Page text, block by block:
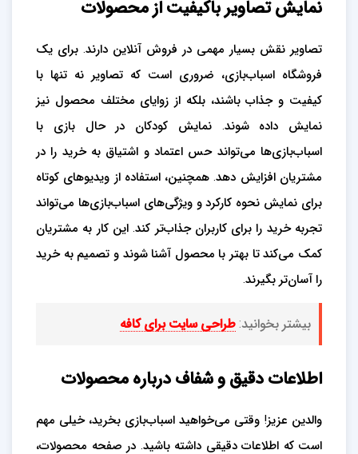
نمایش تصاویر باکیفیت از محصولات
تصاویر نقش بسیار مهمی در فروش آنلاین دارند. برای یک
فروشگاه اسباب‌بازی، ضروری است که تصاویر نه تنها با
کیفیت و جذاب باشند، بلکه از زوایای مختلف محصول نیز
نمایش داده شوند. نمایش کودکان در حال بازی با
اسباب‌بازی‌ها می‌تواند حس اعتماد و اشتیاق به خرید را در
مشتریان افزایش دهد. همچنین، استفاده از ویدیوهای کوتاه
برای نمایش نحوه کارکرد و ویژگی‌های اسباب‌بازی‌ها می‌تواند
تجربه خرید را برای کاربران جذاب‌تر کند. این کار به مشتریان
کمک می‌کند تا بهتر با محصول آشنا شوند و تصمیم به خرید
را آسان‌تر بگیرند.
بیشتر بخوانید: طراحی سایت برای کافه
اطلاعات دقیق و شفاف درباره محصولات
والدین عزیز! وقتی می‌خواهید اسباب‌بازی بخرید، خیلی مهم
است که اطلاعات دقیقی داشته باشید. در صفحه محصولات،